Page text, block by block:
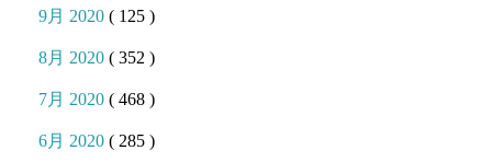
9月 2020( 125 )
8月 2020( 352 )
7月 2020( 468 )
6月 2020( 285 )